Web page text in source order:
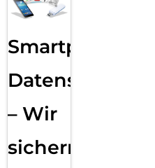
Smartphone
Datensicherung
– Wir
sichern